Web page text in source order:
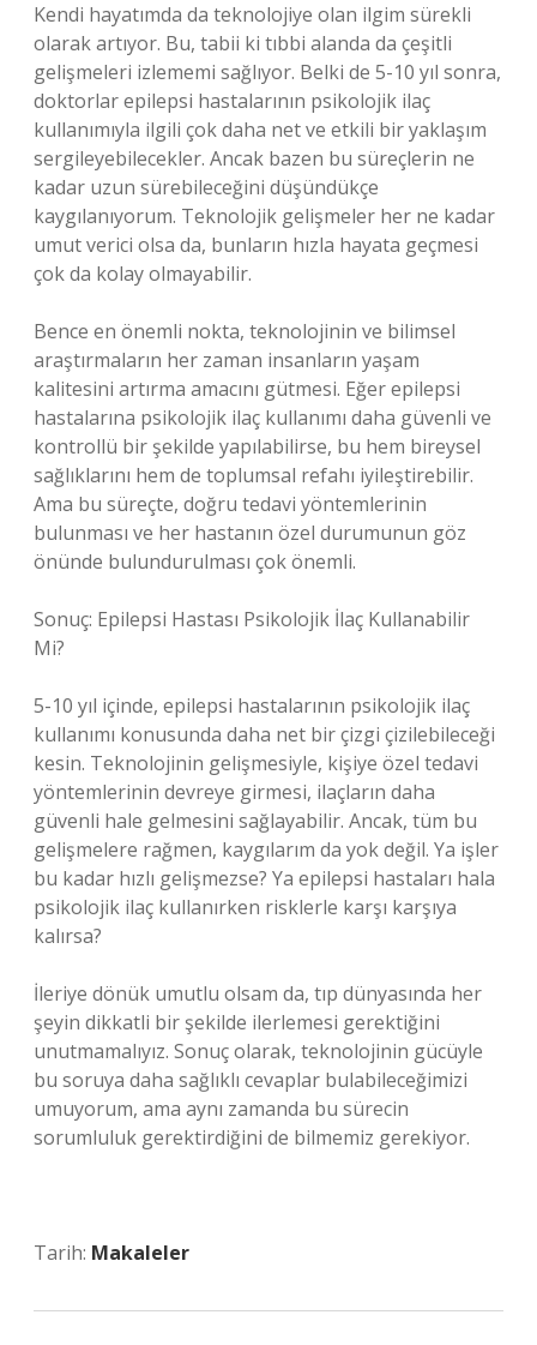
Kendi hayatımda da teknolojiye olan ilgim sürekli
olarak artıyor. Bu, tabii ki tıbbi alanda da çeşitli
gelişmeleri izlememi sağlıyor. Belki de 5-10 yıl sonra,
doktorlar epilepsi hastalarının psikolojik ilaç
kullanımıyla ilgili çok daha net ve etkili bir yaklaşım
sergileyebilecekler. Ancak bazen bu süreçlerin ne
kadar uzun sürebileceğini düşündükçe
kaygılanıyorum. Teknolojik gelişmeler her ne kadar
umut verici olsa da, bunların hızla hayata geçmesi
çok da kolay olmayabilir.
Bence en önemli nokta, teknolojinin ve bilimsel
araştırmaların her zaman insanların yaşam
kalitesini artırma amacını gütmesi. Eğer epilepsi
hastalarına psikolojik ilaç kullanımı daha güvenli ve
kontrollü bir şekilde yapılabilirse, bu hem bireysel
sağlıklarını hem de toplumsal refahı iyileştirebilir.
Ama bu süreçte, doğru tedavi yöntemlerinin
bulunması ve her hastanın özel durumunun göz
önünde bulundurulması çok önemli.
Sonuç: Epilepsi Hastası Psikolojik İlaç Kullanabilir
Mi?
5-10 yıl içinde, epilepsi hastalarının psikolojik ilaç
kullanımı konusunda daha net bir çizgi çizilebileceği
kesin. Teknolojinin gelişmesiyle, kişiye özel tedavi
yöntemlerinin devreye girmesi, ilaçların daha
güvenli hale gelmesini sağlayabilir. Ancak, tüm bu
gelişmelere rağmen, kaygılarım da yok değil. Ya işler
bu kadar hızlı gelişmezse? Ya epilepsi hastaları hala
psikolojik ilaç kullanırken risklerle karşı karşıya
kalırsa?
İleriye dönük umutlu olsam da, tıp dünyasında her
şeyin dikkatli bir şekilde ilerlemesi gerektiğini
unutmamalıyız. Sonuç olarak, teknolojinin gücüyle
bu soruya daha sağlıklı cevaplar bulabileceğimizi
umuyorum, ama aynı zamanda bu sürecin
sorumluluk gerektirdiğini de bilmemiz gerekiyor.
Tarih: Makaleler